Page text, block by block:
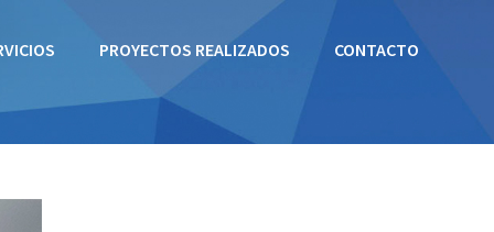
PROYECTOS REALIZADOS CONTACTO